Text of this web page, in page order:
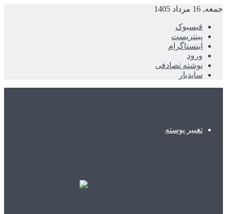
جمعه, 16 مرداد 1405
فیسبوک
پینتریست
اینستاگرام
ورود
نوشته تصادفی
سایدبار
تغییر پوسته